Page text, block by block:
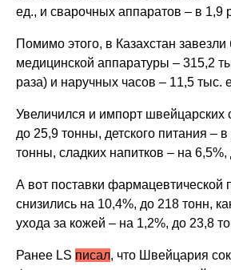
ед., и сварочных аппаратов – в 1,9
Помимо этого, в Казахстан
медицинской аппаратуры – 315,2
раза) и наручных часов – 11,5 тыс.
Увеличился и импорт швейцарских
до 25,9 тонны, детского питания –
тонны, сладких напитков – на
А вот поставки фармацевтической
снизились на 10,4%, до 218 тонн,
ухода за кожей – на 1,2%, до 23,8
Ранее LS писал, что Швейцария